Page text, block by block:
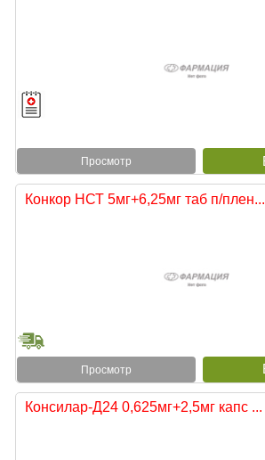
Просмотр
Конкор НСТ 5мг+6,25мг таб п/плен...
Просмотр
Консилар-Д24 0,625мг+2,5мг капс ...